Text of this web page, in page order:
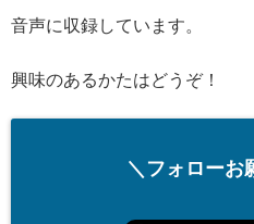
音声に収録しています。
興味のあるかたはどうぞ！
＼フォローお